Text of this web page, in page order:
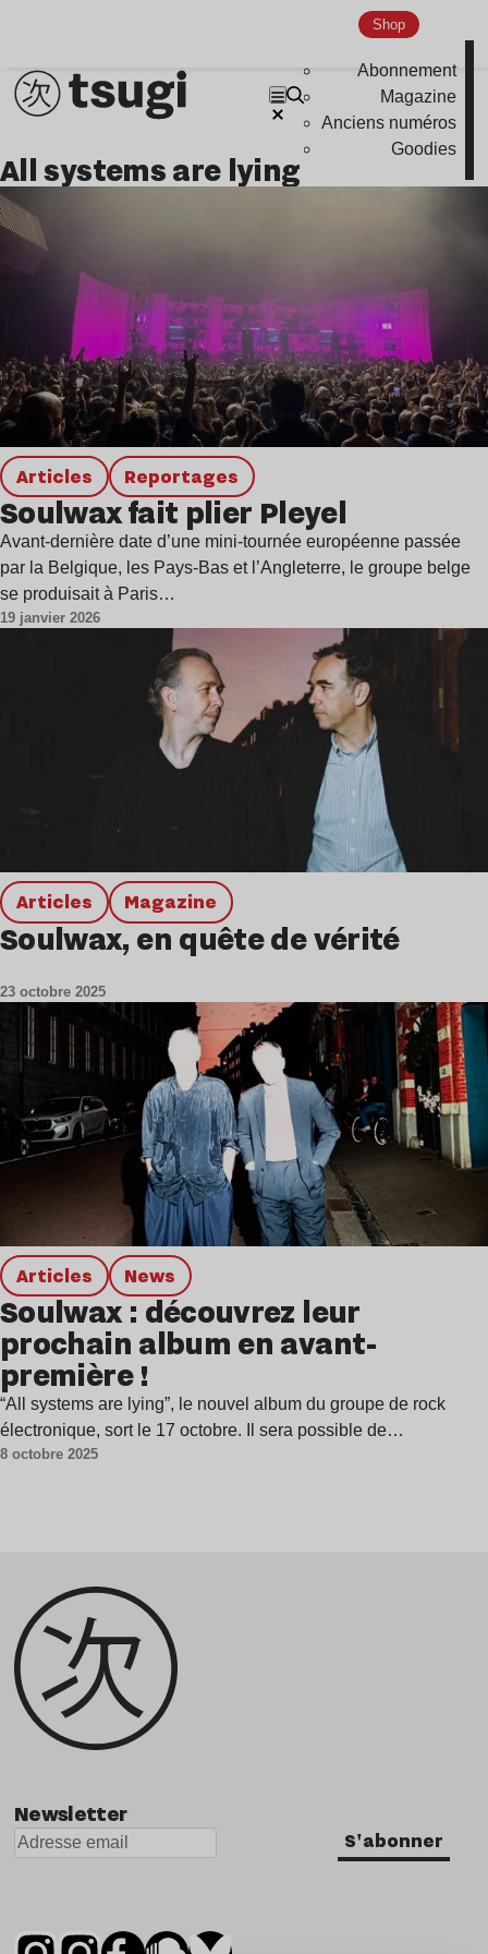
Shop
Abonnement
Magazine
Anciens numéros
Goodies
all systems are lying
Articles Reportages
Soulwax fait plier Pleyel
Avant-dernière date d’une mini-tournée européenne passée
par la Belgique, les Pays-Bas et l’Angleterre, le groupe belge
se produisait à Paris…
19 janvier 2026
Articles magazine
Soulwax, en quête de vérité
23 octobre 2025
Articles news
Soulwax : découvrez leur
prochain album en avant-
première !
“All systems are lying”, le nouvel album du groupe de rock
électronique, sort le 17 octobre. Il sera possible de…
8 octobre 2025
Newsletter
S'abonner